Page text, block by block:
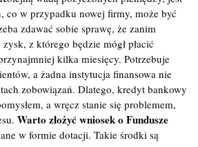
co w przypadku nowej firmy, może być
zdawać sobie sprawę, że zanim
z którego będzie mógł płacić
kilka miesięcy. Potrzebuje
a żadna instytucja finansowa nie
zobowiązań. Dlatego, kredyt bankowy
a wręcz stanie się problemem,
Warto złożyć wniosek o Fundusze
w formie dotacji. Takie środki są